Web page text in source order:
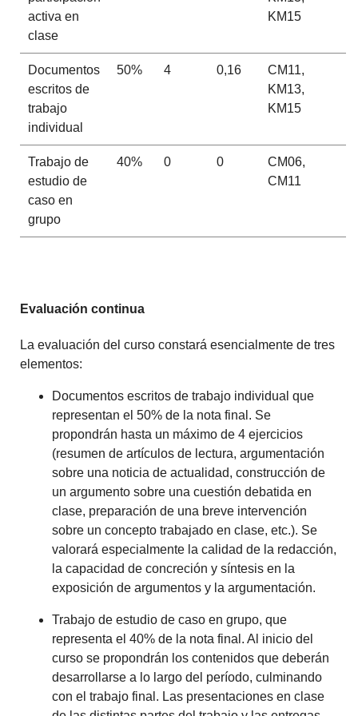
activa en
clase
KM15
Documentos
escritos de
trabajo
individual
50% 4 0,16
CM11,
KM13,
KM15
Trabajo de
estudio de
caso en
grupo
40% 0 0
CM06,
CM11
Evaluación continua
La evaluación del curso constará esencialmente de tres
elementos:
Documentos escritos de trabajo individual que
representan el50% de la nota final. Se
propondrán hasta un máximo de 4 ejercicios
(resumen de artículos de lectura, argumentación
sobre una noticia de actualidad, construcción de
un argumento sobre una cuestión debatida en
clase, preparación de una breve intervención
sobre un concepto trabajado en clase, etc.). Se
valorará especialmente la calidad de la redacción,
la capacidad de concreción y síntesis en la
exposición de argumentos y la argumentación.
Trabajo de estudio de caso en grupo, que
representa el40% de la nota final. Al inicio del
curso se propondrán los contenidos que deberán
desarrollarse a lo largo del período, culminando
con el trabajo final. Las presentaciones en clase